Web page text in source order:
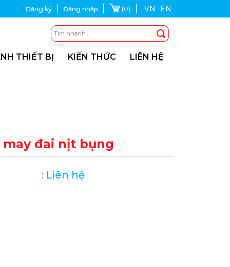
Đăng ký Đăng nhập (0) VN EN
THIẾT BỊ KIẾN THỨC LIÊN HỆ
may đai nịt bụng
: Liên hệ